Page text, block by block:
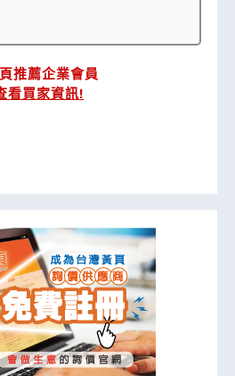
推薦企業會員
看買家資訊!